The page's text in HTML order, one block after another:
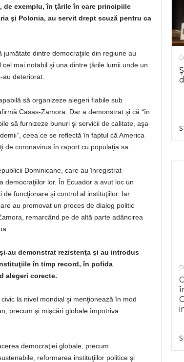
exemplu, în ţările în care principiile
şi Polonia, au servit drept scuză pentru ca
jumătate dintre democraţiile din regiune au
mai notabil şi una dintre ţările lumii unde un
deteriorat.
să organizeze alegeri fiabile sub
Casas-Zamora. Dar a demonstrat şi că “în
să furnizeze bunuri şi servicii de calitate, aşa
ceea ce se reflectă în faptul că America
de coronavirus în raport cu populaţia sa.
Dominicane, care au înregistrat
democraţiilor lor. În Ecuador a avut loc un
de funcţionare şi control al instituţiilor. Iar
au promovat un proces de dialog politic
remarcând pe de altă parte adâncirea
au demonstrat rezistenţa şi au introdus
în timp record, în pofida
alegeri corecte.
la nivel mondial şi menţionează în mod
precum şi mişcări globale împotriva
democraţiei globale, precum
reformarea instituţiilor politice şi